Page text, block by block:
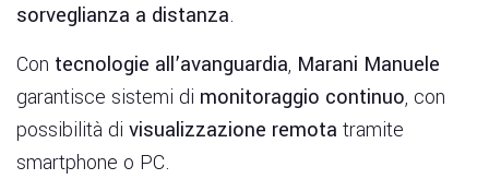
sorveglianza a distanza.
Con tecnologie all’avanguardia, Marani Manuele
garantisce sistemi di monitoraggio continuo, con
possibilità di visualizzazione remota tramite
smartphone o PC.